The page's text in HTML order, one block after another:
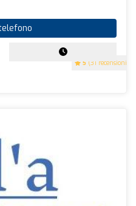
5 (31 recensioni)